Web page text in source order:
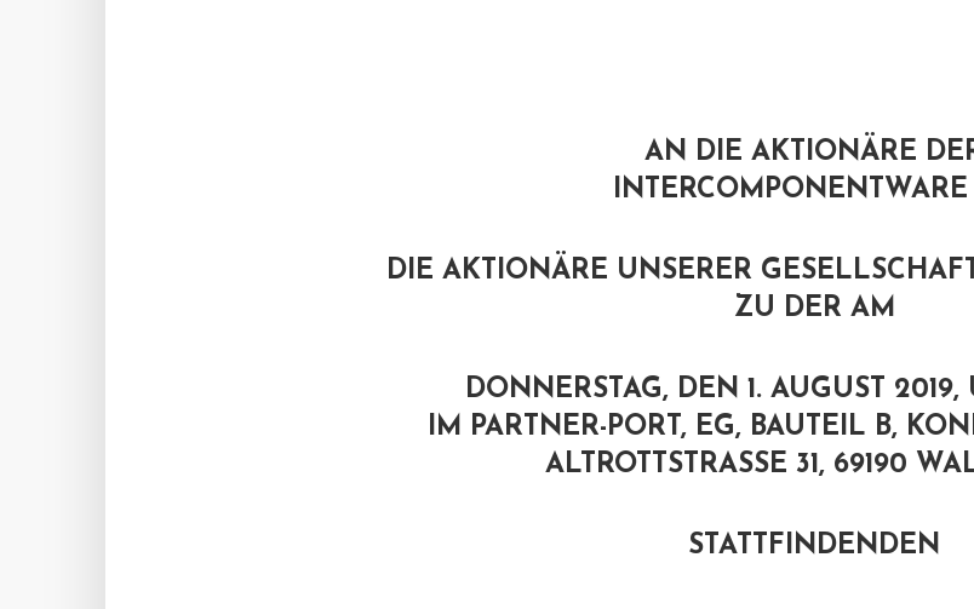
AN DIE AKTIONÄRE
INTERCOMPONENTWARE
DIE AKTIONÄRE UNSERER
ZU DER AM
DONNERSTAG, DEN 1. AUGUST
IM PARTNER-PORT, EG, BAUTEIL B,
ALTROTTSTRASSE 31, 69190
STATTFINDENDEN